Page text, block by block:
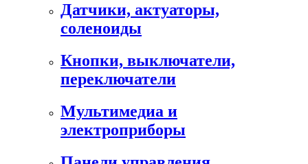
Датчики, актуаторы,
соленоиды
Кнопки, выключатели,
переключатели
Мультимедиа и
электроприборы